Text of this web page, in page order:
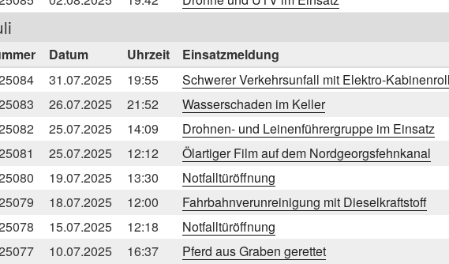
Datum Uhrzeit
Einsatzmeldung
31.07.2025 19:55
Schwerer Verkehrsunfall mit Elektro-
26.07.2025 21:52
Wasserschaden im Keller
25.07.2025 14:09
Drohnen- und Leinenführergruppe im Einsatz
25.07.2025 12:12
Ölartiger Film auf dem Nordgeorgsfehnkanal
19.07.2025 13:30
Notfalltüröffnung
18.07.2025 12:00
Fahrbahnverunreinigung mit Dieselkraftstoff
15.07.2025 12:18
Notfalltüröffnung
10.07.2025 16:37
Pferd aus Graben gerettet